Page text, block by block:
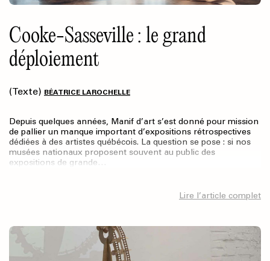
Cooke-Sasseville : le grand
déploiement
(Texte) BÉATRICE LAROCHELLE
Depuis quelques années, Manif d’art s’est donné pour mission
de pallier un manque important d’expositions rétrospectives
dédiées à des artistes québécois. La question se pose : si nos
musées nationaux proposent souvent au public des
expositions de grande…
Lire l’article complet